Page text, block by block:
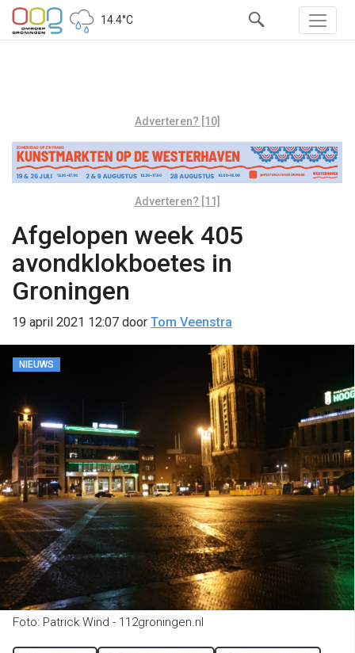
14.4°C
Adverteren? [10]
Adverteren? [11]
Afgelopen week 405
avondklokboetes in
Groningen
19 april 2021 12:07 door Tom Veenstra
NIEUWS
Foto: Patrick Wind - 112groningen.nl